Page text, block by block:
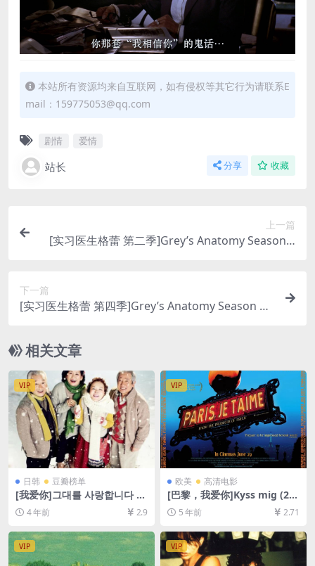
本站所有资源均来自互联网，如有侵权等其它行为请联系E
mail：159775053@qq.com
剧情 爱情
站长 分享 收藏
上一篇
[实习医生格蕾 第二季]Grey’s Anatomy Season 2
下一篇
[实习医生格蕾 第四季]Grey’s Anatomy Season 4
[网盘在线播放/下载][MP4/47GB][奈飞官方中字]
相关文章
VIP
日韩 豆瓣榜单
[我爱你]그대를 사랑합니다 (2
011)[百度网盘+迅雷云盘资源
1080P超清未删减][MP4/6G
4 年前 2.9
VIP
欧美 高清电影
[巴黎，我爱你]Kyss mig (20
11)[百度网盘+迅雷云盘资源1
080P超清未删减][MP4/6.7G
5 年前 2.71
VIP VIP